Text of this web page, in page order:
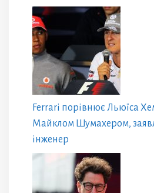
Ferrari порівнює Льюїса
Майклом Шумахером,
інженер